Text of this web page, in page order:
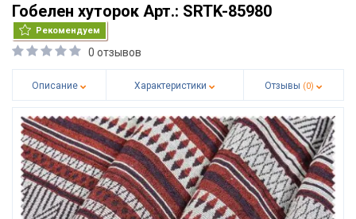
Гобелен хуторок Арт.: SRTK-85980
Рекомендуем
0 отзывов
Описание Характеристики Отзывы (0)